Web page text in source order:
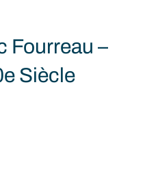
Fourreau –
Siècle